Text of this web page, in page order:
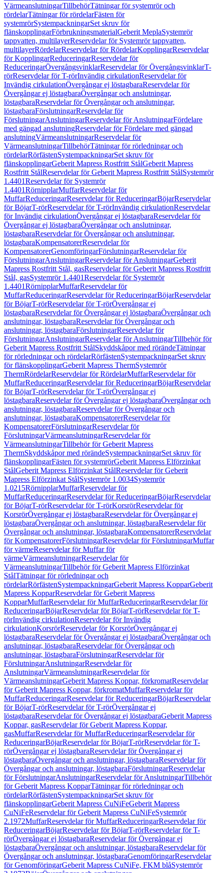
VärmeanslutningarTillbehörTätningar för systemrör och
rördelarTätningar för rördelarFästen för
systemrörSystempackningarSet skruv för
flänskopplingarFörbrukningsmaterialGeberit MeplaSystemrör
tappvatten, multilayerReservdelar för Systemrör tappvatten,
multilayerRördelarReservdelar för RördelarKopplingarReservdelar
för KopplingarReduceringarReservdelar för
ReduceringarÖvergångsvinklarReservdelar för ÖvergångsvinklarT-
rörReservdelar för T-rörInvändig cirkulationReservdelar för
Invändig cirkulationÖvergångar ej löstagbaraReservdelar för
Övergångar ej löstagbaraÖvergångar och anslutningar,
löstagbaraReservdelar för Övergångar och anslutningar,
löstagbaraFörslutningarReservdelar för
FörslutningarAnslutningarReservdelar för AnslutningarFördelare
med gängad anslutningReservdelar för Fördelare med gängad
anslutningVärmeanslutningarReservdelar för
VärmeanslutningarTillbehörTätningar för rörledningar och
rördelarRörfästenSystempackningarSet skruv för
flänskopplingarGeberit Mapress Rostfritt StålGeberit Mapress
Rostfritt StålReservdelar för Geberit Mapress Rostfritt StålSystemrör
1.4401Reservdelar för Systemrör
1.4401RörnipplarMuffarReservdelar för
MuffarReduceringarReservdelar för ReduceringarBöjarReservdelar
för BöjarT-rörReservdelar för T-rörInvändig cirkulationReservdelar
för Invändig cirkulationÖvergångar ej löstagbaraReservdelar för
Övergångar ej löstagbaraÖvergångar och anslutningar,
löstagbaraReservdelar för Övergångar och anslutningar,
löstagbaraKompensatorerReservdelar för
KompensatorerGenomföringarFörslutningarReservdelar för
FörslutningarAnslutningarReservdelar för AnslutningarGeberit
Mapress Rostfritt Stål, gasReservdelar för Geberit Mapress Rostfritt
Stål, gasSystemrör 1.4401Reservdelar för Systemrör
1.4401RörnipplarMuffarReservdelar för
MuffarReduceringarReservdelar för ReduceringarBöjarReservdelar
för BöjarT-rörReservdelar för T-rörÖvergångar ej
löstagbaraReservdelar för Övergångar ej löstagbaraÖvergångar och
anslutningar, löstagbaraReservdelar för Övergångar och
anslutningar, löstagbaraFörslutningarReservdelar för
FörslutningarAnslutningarReservdelar för AnslutningarTillbehör för
Geberit Mapress Rostfritt StålSkyddskåpor med rörändeTätningar
för rörledningar och rördelarRörfästenSystempackningarSet skruv
för flänskopplingarGeberit Mapress ThermSystemrör
ThermRördelarReservdelar för RördelarMuffarReservdelar för
MuffarReduceringarReservdelar för ReduceringarBöjarReservdelar
för BöjarT-rörReservdelar för T-rörÖvergångar ej
löstagbaraReservdelar för Övergångar ej löstagbaraÖvergångar och
anslutningar, löstagbaraReservdelar för Övergångar och
anslutningar, löstagbaraKompensatorerReservdelar för
KompensatorerFörslutningarReservdelar för
FörslutningarVärmeanslutningarReservdelar för
VärmeanslutningarTillbehör för Geberit Mapress
ThermSkyddskåpor med rörändeSystempackningarSet skruv för
flänskopplingarFästen för systemrörGeberit Mapress Elförzinkat
StålGeberit Mapress Elförzinkat StålReservdelar för Geberit
Mapress Elförzinkat StålSystemrör 1.0034Systemrör
1.0215RörnipplarMuffarReservdelar för
MuffarReduceringarReservdelar för ReduceringarBöjarReservdelar
för BöjarT-rörReservdelar för T-rörKorsrörReservdelar för
KorsrörÖvergångar ej löstagbaraReservdelar för Övergångar ej
löstagbaraÖvergångar och anslutningar, löstagbaraReservdelar för
Övergångar och anslutningar, löstagbaraKompensatorerReservdelar
för KompensatorerFörslutningarReservdelar för FörslutningarMuffar
för värmeReservdelar för Muffar för
värmeVärmeanslutningarReservdelar för
VärmeanslutningarTillbehör för Geberit Mapress Elförzinkat
StålTätningar för rörledningar och
rördelarRörfästenSystempackningarGeberit Mapress KopparGeberit
Mapress KopparReservdelar för Geberit Mapress
KopparMuffarReservdelar för MuffarReduceringarReservdelar för
ReduceringarBöjarReservdelar för BöjarT-rörReservdelar för T-
rörInvändig cirkulationReservdelar för Invändig
cirkulationKorsrörReservdelar för KorsrörÖvergångar ej
löstagbaraReservdelar för Övergångar ej löstagbaraÖvergångar och
anslutningar, löstagbaraReservdelar för Övergångar och
anslutningar, löstagbaraFörslutningarReservdelar för
FörslutningarAnslutningarReservdelar för
AnslutningarVärmeanslutningarReservdelar för
VärmeanslutningarGeberit Mapress Koppar, förkromatReservdelar
för Geberit Mapress Koppar, förkromatMuffarReservdelar för
MuffarReduceringarReservdelar för ReduceringarBöjarReservdelar
för BöjarT-rörReservdelar för T-rörÖvergångar ej
löstagbaraReservdelar för Övergångar ej löstagbaraGeberit Mapress
Koppar, gasReservdelar för Geberit Mapress Koppar,
gasMuffarReservdelar för MuffarReduceringarReservdelar för
ReduceringarBöjarReservdelar för BöjarT-rörReservdelar för T-
rörÖvergångar ej löstagbaraReservdelar för Övergångar ej
löstagbaraÖvergångar och anslutningar, löstagbaraReservdelar för
Övergångar och anslutningar, löstagbaraFörslutningarReservdelar
för FörslutningarAnslutningarReservdelar för AnslutningarTillbehör
för Geberit Mapress KopparTätningar för rörledningar och
rördelarRörfästenSystempackningarSet skruv för
flänskopplingarGeberit Mapress CuNiFeGeberit Mapress
CuNiFeReservdelar för Geberit Mapress CuNiFeSystemrör
2.1972MuffarReservdelar för MuffarReduceringarReservdelar för
ReduceringarBöjarReservdelar för BöjarT-rörReservdelar för T-
rörÖvergångar ej löstagbaraReservdelar för Övergångar ej
löstagbaraÖvergångar och anslutningar, löstagbaraReservdelar för
Övergångar och anslutningar, löstagbaraGenomföringarReservdelar
för GenomföringarGeberit Mapress CuNiFe, FKM blåSystemrör